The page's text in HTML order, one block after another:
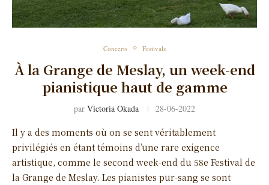
Concerts Festivals
À la Grange de Meslay, un week-end
pianistique haut de gamme
par Victoria Okada 28-06-2022
Il y a des moments où on se sent véritablement
privilégiés en étant témoins d’une rare exigence
artistique, comme le second week-end du 58e Festival de
la Grange de Meslay. Les pianistes pur-sang se sont